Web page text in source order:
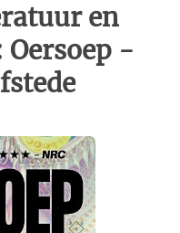
en
Oersoep -